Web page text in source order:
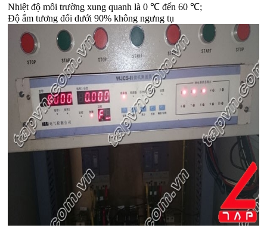
Nhiệt độ môi trường xung quanh là 0 ℃ đến 60 ℃;
Độ ẩm tương đối dưới 90% không ngưng tụ